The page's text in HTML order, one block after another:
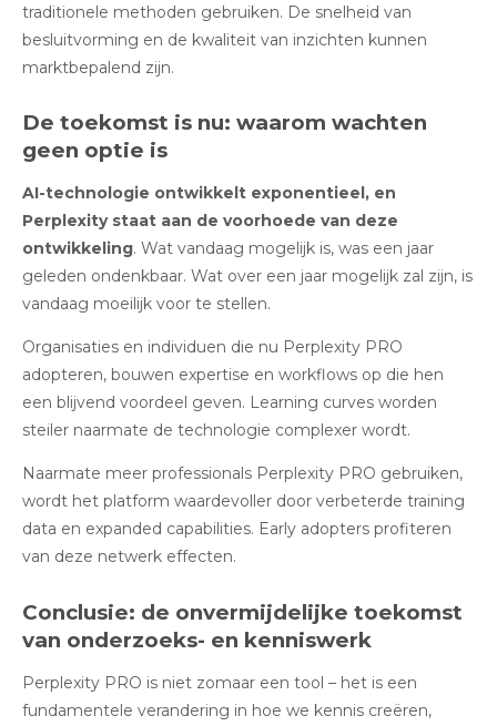
traditionele methoden gebruiken. De snelheid van
besluitvorming en de kwaliteit van inzichten kunnen
marktbepalend zijn.
De toekomst is nu: waarom wachten
geen optie is
AI-technologie ontwikkelt exponentieel, en
Perplexity staat aan de voorhoede van deze
ontwikkeling. Wat vandaag mogelijk is, was een jaar
geleden ondenkbaar. Wat over een jaar mogelijk zal zijn, is
vandaag moeilijk voor te stellen.
Organisaties en individuen die nu Perplexity PRO
adopteren, bouwen expertise en workflows op die hen
een blijvend voordeel geven. Learning curves worden
steiler naarmate de technologie complexer wordt.
Naarmate meer professionals Perplexity PRO gebruiken,
wordt het platform waardevoller door verbeterde training
data en expanded capabilities. Early adopters profiteren
van deze netwerk effecten.
Conclusie: de onvermijdelijke toekomst
van onderzoeks- en kenniswerk
Perplexity PRO is niet zomaar een tool – het is een
fundamentele verandering in hoe we kennis creëren,